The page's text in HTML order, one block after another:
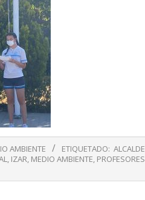
AMBIENTE ETIQUETADO: ALCALDE
, IZAR, MEDIO AMBIENTE, PROFESORES